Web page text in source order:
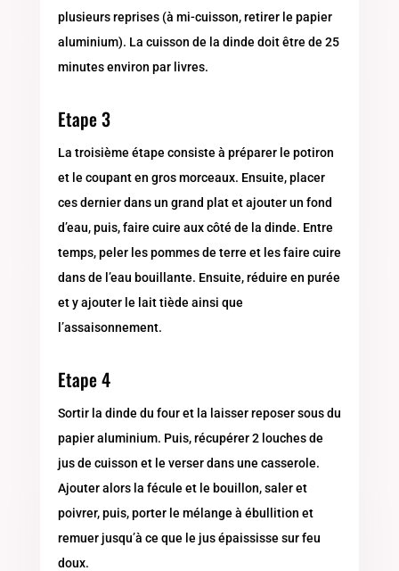
plusieurs reprises (à mi-cuisson, retirer le papier
aluminium). La cuisson de la dinde doit être de 25
minutes environ par livres.
Etape 3
La troisième étape consiste à préparer le potiron
et le coupant en gros morceaux. Ensuite, placer
ces dernier dans un grand plat et ajouter un fond
d’eau, puis, faire cuire aux côté de la dinde. Entre
temps, peler les pommes de terre et les faire cuire
dans de l’eau bouillante. Ensuite, réduire en purée
et y ajouter le lait tiède ainsi que
l’assaisonnement.
Etape 4
Sortir la dinde du four et la laisser reposer sous du
papier aluminium. Puis, récupérer 2 louches de
jus de cuisson et le verser dans une casserole.
Ajouter alors la fécule et le bouillon, saler et
poivrer, puis, porter le mélange à ébullition et
remuer jusqu’à ce que le jus épaississe sur feu
doux.